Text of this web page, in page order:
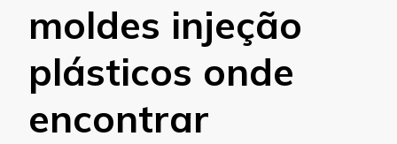
moldes injeção
plásticos onde
encontrar